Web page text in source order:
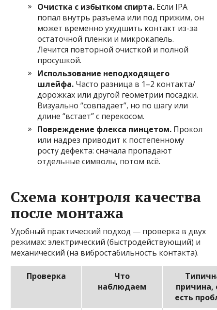
Очистка с избытком спирта. Если IPA
попал внутрь разъема или под прижим, он
может временно ухудшить контакт из-за
остаточной пленки и микрокапель.
Лечится повторной очисткой и полной
просушкой.
Использование неподходящего
шлейфа. Часто разница в 1–2 контакта/
дорожках или другой геометрии посадки.
Визуально “совпадает”, но по шагу или
длине “встает” с перекосом.
Повреждение флекса пинцетом. Прокол
или надрез приводит к постепенному
росту дефекта: сначала пропадают
отдельные символы, потом всё.
Схема контроля качества
после монтажа
Удобный практический подход — проверка в двух
режимах: электрический (быстродействующий) и
механический (на вибростабильность контакта).
Проверка
Что
наблюдаем
причина,
есть